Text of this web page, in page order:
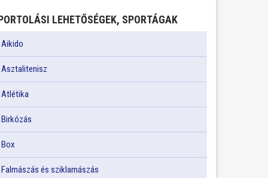
LEHETŐSÉGEK, SPORTÁGAK
Aikido
Asztalitenisz
Atlétika
Birkózás
Box
Falmászás és sziklamászás